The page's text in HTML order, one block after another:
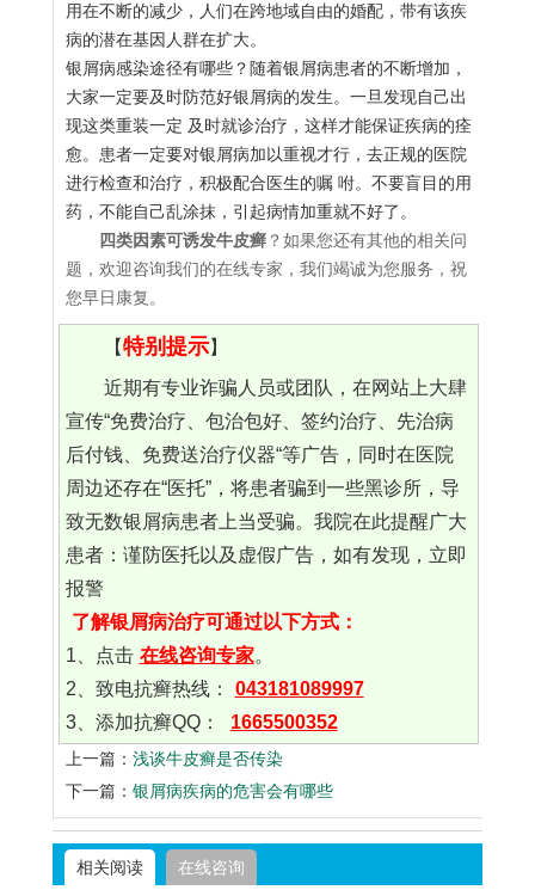
用在不断的减少，人们在跨地域自由的婚配，带有该疾
病的潜在基因人群在扩大。
银屑病感染途径有哪些？随着银屑病患者的不断增加，
大家一定要及时防范好银屑病的发生。一旦发现自己出
现这类重装一定 及时就诊治疗，这样才能保证疾病的痊
愈。患者一定要对银屑病加以重视才行，去正规的医院
进行检查和治疗，积极配合医生的嘱 咐。不要盲目的用
药，不能自己乱涂抹，引起病情加重就不好了。
四类因素可诱发牛皮癣 ？如果您还有其他的相关问
题，欢迎咨询我们的在线专家，我们竭诚为您服务，祝
您早日康复。
【特别提示】
近期有专业诈骗人员或团队，在网站上大肆
宣传“免费治疗、包治包好、签约治疗、先治病
后付钱、免费送治疗仪器“等广告，同时在医院
周边还存在“医托”，将患者骗到一些黑诊所，导
致无数银屑病患者上当受骗。我院在此提醒广大
患者：谨防医托以及虚假广告，如有发现，立即
报警
了解银屑病治疗可通过以下方式：
1、点击 在线咨询专家。
2、致电抗癣热线：
043181089997
3、添加抗癣QQ：
1665500352
上一篇： 浅谈牛皮癣是否传染
下一篇： 银屑病疾病的危害会有哪些
相关阅读 在线咨询